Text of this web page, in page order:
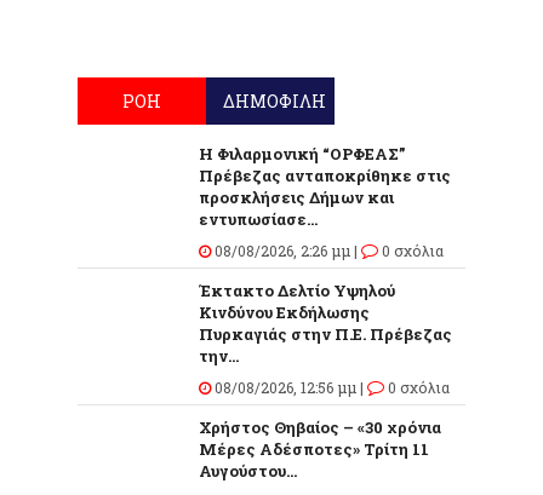
ΡΟΗ ΔΗΜΟΦΙΛΗ
Η Φιλαρμονική “ΟΡΦΕΑΣ”
Πρέβεζας ανταποκρίθηκε στις
προσκλήσεις Δήμων και
εντυπωσίασε...
08/08/2026, 2:26 μμ | 0 σχόλια
Έκτακτο Δελτίο Υψηλού
Κινδύνου Εκδήλωσης
Πυρκαγιάς στην Π.Ε. Πρέβεζας
την...
08/08/2026, 12:56 μμ | 0 σχόλια
Χρήστος Θηβαίος – «30 χρόνια
Μέρες Αδέσποτες» Τρίτη 11
Αυγούστου...